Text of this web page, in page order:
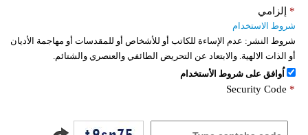
إلزامي *
شروط الاستخدام
شروط النشر: عدم الإساءة للكاتب أو للأشخاص أو للمقدسات أو مهاجمة الأديان
أو الذات الالهية. والابتعاد عن التحريض الطائفي والعنصري والشتائم.
اُوافق على شروط الأستخدام
Security Code *